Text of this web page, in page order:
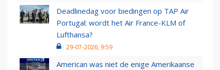
Deadlinedag voor biedingen op TAP Air
Portugal: wordt het Air France-KLM of
Lufthansa?
29-07-2026, 9:59
American was niet de enige Amerikaanse